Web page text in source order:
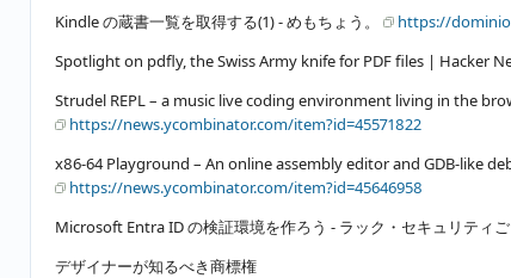
Kindle の蔵書一覧を取得する(1) - めもちょう。
https://
Spotlight on pdfly, the Swiss Army knife for PDF files | Hacker
Strudel REPL – a music live coding environment living in the
https://news.ycombinator.com/item?id=45571822
x86-64 Playground – An online assembly editor and GDB-like
https://news.ycombinator.com/item?id=45646958
Microsoft Entra ID の検証環境を作ろう - ラック・セキュリティ
デザイナーが知るべき商標権